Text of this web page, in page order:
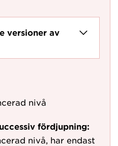
versioner av
nivå
fördjupning:
nivå, har endast